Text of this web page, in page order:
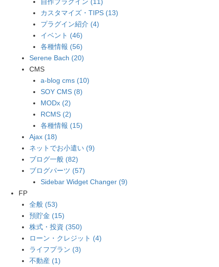
カスタマイズ・TIPS (13)
プラグイン紹介 (4)
イベント (46)
各種情報 (56)
Serene Bach (20)
CMS
a-blog cms (10)
SOY CMS (8)
MODx (2)
RCMS (2)
各種情報 (15)
Ajax (18)
ネットでお小遣い (9)
ブログ一般 (82)
ブログパーツ (57)
Sidebar Widget Changer (9)
FP
全般 (53)
預貯金 (15)
株式・投資 (350)
ローン・クレジット (4)
ライフプラン (3)
不動産 (1)